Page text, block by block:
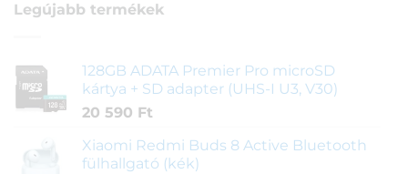
Legújabb termékek
128GB ADATA Premier Pro microSD
kártya + SD adapter (UHS-I U3, V30)
20 590 Ft
Xiaomi Redmi Buds 8 Active Bluetooth
fülhallgató (kék)